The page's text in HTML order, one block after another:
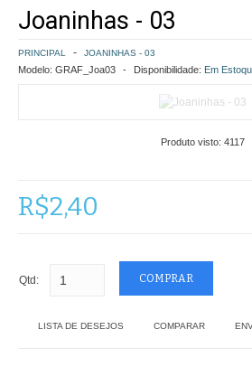
COMO COMPRAR
POLÍTICA DE FRETE GRÁTIS
CONTATO
Joaninhas - 03
PRINCIPAL JOANINHAS - 03
Modelo: GRAF_Joa03 Disponibilidade: Em
Produto visto: 4117
R$2,40
Qtd:
LISTA DE DESEJOS COMPARAR